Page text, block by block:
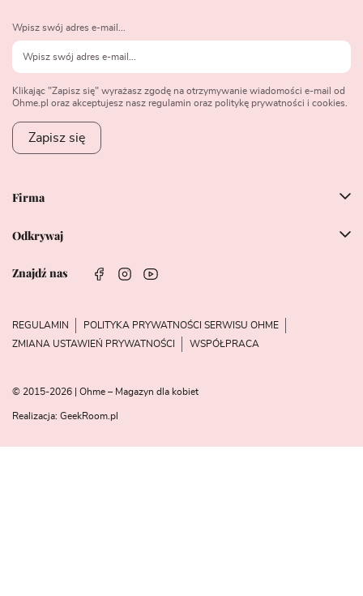
Firma
Odkrywaj
Znajdź nas
Wpisz swój adres e-mail...
Klikając "Zapisz się" wyrażasz zgodę na otrzymywanie wiadomości e-mail od
Ohme.pl oraz akceptujesz nasz regulamin oraz politykę prywatności i cookies.
Zapisz się
REGULAMIN
POLITYKA PRYWATNOŚCI SERWISU OHME
ZMIANA USTAWIEŃ PRYWATNOŚCI
WSPÓŁPRACA
© 2015-2026 | Ohme – Magazyn dla kobiet
Realizacja: GeekRoom.pl